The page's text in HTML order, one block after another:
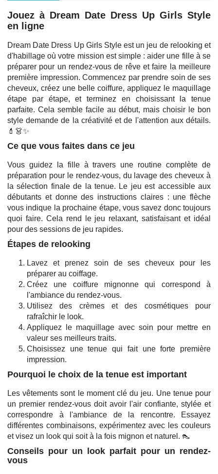
Jouez à Dream Date Dress Up Girls Style
en ligne
Dream Date Dress Up Girls Style est un jeu de relooking et
d'habillage où votre mission est simple : aider une fille à se
préparer pour un rendez-vous de rêve et faire la meilleure
première impression. Commencez par prendre soin de ses
cheveux, créez une belle coiffure, appliquez le maquillage
étape par étape, et terminez en choisissant la tenue
parfaite. Cela semble facile au début, mais choisir le bon
style demande de la créativité et de l'attention aux détails.
💄👗✨
Ce que vous faites dans ce jeu
Vous guidez la fille à travers une routine complète de
préparation pour le rendez-vous, du lavage des cheveux à
la sélection finale de la tenue. Le jeu est accessible aux
débutants et donne des instructions claires : une flèche
vous indique la prochaine étape, vous savez donc toujours
quoi faire. Cela rend le jeu relaxant, satisfaisant et idéal
pour des sessions de jeu rapides.
Étapes de relooking
Lavez et prenez soin de ses cheveux pour les
préparer au coiffage.
Créez une coiffure mignonne qui correspond à
l'ambiance du rendez-vous.
Utilisez des crèmes et des cosmétiques pour
rafraîchir le look.
Appliquez le maquillage avec soin pour mettre en
valeur ses meilleurs traits.
Choisissez une tenue qui fait une forte première
impression.
Pourquoi le choix de la tenue est important
Les vêtements sont le moment clé du jeu. Une tenue pour
un premier rendez-vous doit avoir l'air confiante, stylée et
correspondre à l'ambiance de la rencontre. Essayez
différentes combinaisons, expérimentez avec les couleurs
et visez un look qui soit à la fois mignon et naturel. 👠
Conseils pour un look parfait pour un rendez-
vous